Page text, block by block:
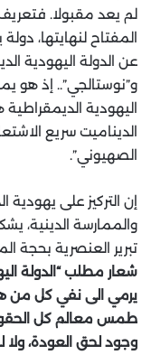
لم يعد مقبولا.
المفتاح لنهايتها،
عن الدولة اليهودية
و”نوستالجي”.. إذ هو
اليهودية
الديناميت سريع
الصهيوني”.
إن التركيز على
والممارسة الدينية،
تبرير العنصرية بحجة
شعار مطلب “الدولة
يرمي الى نفي كل من
طمس معالم كل
وجود لحق العودة،